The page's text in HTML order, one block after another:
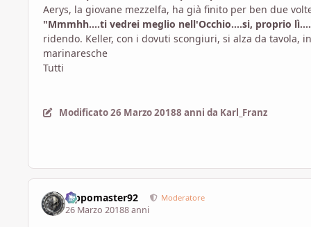
Aerys, la giovane mezzelfa, ha già finito per ben due
"Mmmhh....ti vedrei meglio nell'Occhio....si, proprio
ridendo. Keller, con i dovuti scongiuri, si alza da
marinaresche
Tutti
Modificato26 Marzo 20188 anni da Karl_Franz
Pippomaster92 Moderatore
26 Marzo 20188 anni